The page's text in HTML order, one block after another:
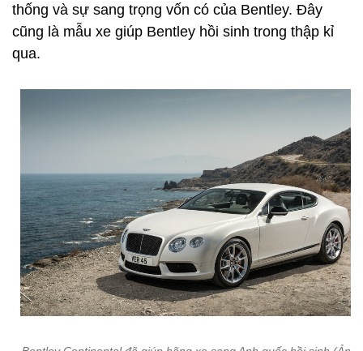
thống và sự sang trọng vốn có của Bentley. Đây
cũng là mẫu xe giúp Bentley hồi sinh trong thập kỉ
qua.